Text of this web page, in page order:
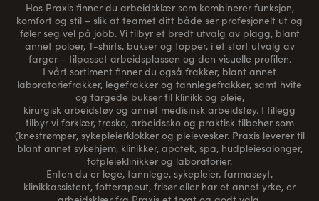
Hos Praxis finner du arbeidsklær som kombinerer funksjon,
komfort og stil – slik at teamet ditt både ser profesjonelt ut og
føler seg vel på jobb. Vi tilbyr et bredt utvalg av plagg, blant
annet poloer, T-shirts, bukser og topper, i et stort utvalg av
farger – tilpasset arbeidsplassen og den visuelle profilen.
I vårt sortiment finner du også frakker, blant annet
laboratoriefrakker, legefrakker og tannlegefrakker, samt hvite
og fargede bukser til klinikk og pleie,
kirurgisk arbeidstøy og annet medisinsk arbeidstøy. I tillegg
tilbyr vi forklær, tresko, arbeidssko og praktisk tilbehør som
(knestrømper, sykepleierklokker og pleievesker. Praxis leverer til
blant annet sykehjem, klinikker, apotek, spa, hudpleiesalonger,
fotpleieklinikker og laboratorier.
Enten du er lege, tannlege, sykepleier, farmasøyt,
klinikkassistent, fotterapeut, frisør eller har et annet yrke, er